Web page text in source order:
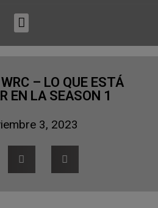
– LO QUE ESTÁ
EN LA SEASON 1
3, 2023